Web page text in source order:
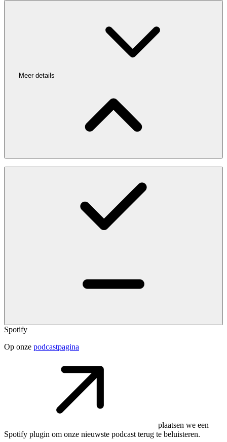
Meer details
Spotify
Op onze podcastpagina
plaatsen we een
Spotify plugin om onze nieuwste podcast terug te beluisteren.